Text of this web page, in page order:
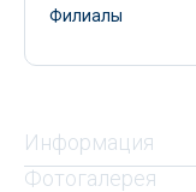
Филиалы
Информация
Фотогалерея